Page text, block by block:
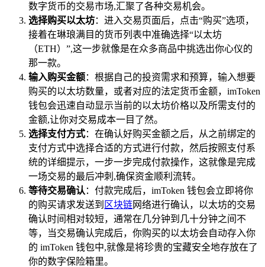
数字货币的交易市场,汇聚了各种交易机会。
选择购买以太坊：进入交易页面后，点击“购买”选项，
接着在琳琅满目的货币列表中准确选择“以太坊
（ETH）”,这一步就像是在众多商品中挑选出你心仪的
那一款。
输入购买金额：根据自己的投资需求和预算，输入想要
购买的以太坊数量，或者对应的法定货币金额，imToken
钱包会迅速自动显示当前的以太坊价格以及所需支付的
金额,让你对交易成本一目了然。
选择支付方式：在确认好购买金额之后，从之前绑定的
支付方式中选择合适的方式进行付款，然后按照支付系
统的详细提示，一步一步完成付款操作，这就像是完成
一场交易的最后冲刺,确保资金顺利流转。
等待交易确认 ：付款完成后，imToken 钱包会立即将你
的购买请求发送到 区块链网络进行确认，以太坊的交易
确认时间相对较短，通常在几分钟到几十分钟之间不
等，当交易确认完成后，你购买的以太坊会自动存入你
的 imToken 钱包中,就像是将珍贵的宝藏安全地存放在了
你的数字保险箱里。